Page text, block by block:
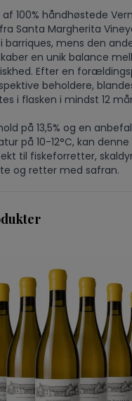
100% håndhøstede
Santa Margherita
mens den
en unik balance
Efter en
beholdere,
i flasken i mindst 12
på 13,5% og en
på 10-12°C, kan
til fiskeforretter,
og retter med safran.